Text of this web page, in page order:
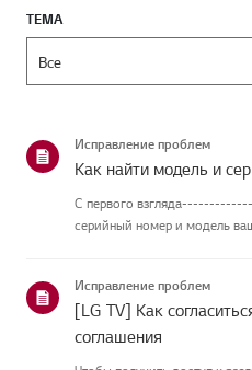
ТЕМА
Исправление проблем
Как найти модель и
С первого
серийный номер и модель
руководство создано...
Исправление проблем
[LG TV] Как
соглашения